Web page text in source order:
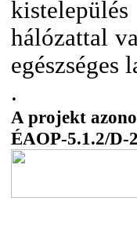
hálózattal
egészséges
.
A projekt
ÉAOP-5.1.2/D-